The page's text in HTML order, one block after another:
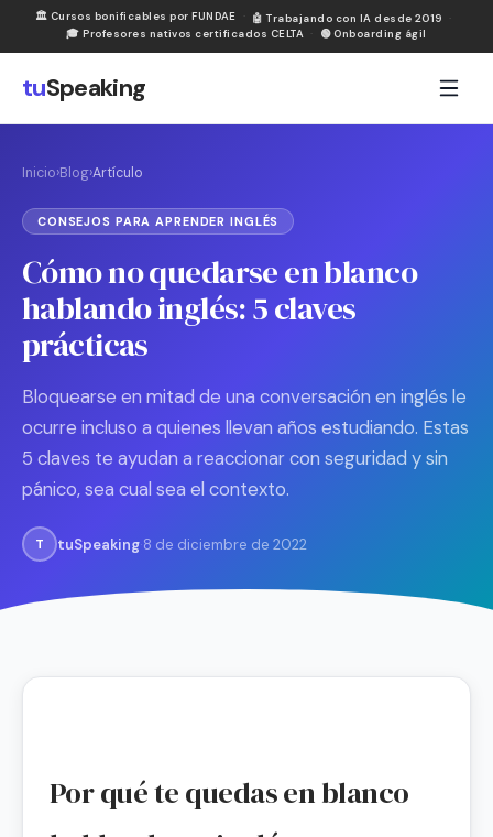
🏛 Cursos bonificables por FUNDAE 🤖 Trabajando con IA desde 2019
🎓 Profesores nativos certificados CELTA 🟢Onboarding ágil
tuSpeaking
Inicio›Blog›Artículo
CONSEJOS PARA APRENDER INGLÉS
Cómo no quedarse en blanco
hablando inglés: 5 claves
prácticas
Bloquearse en mitad de una conversación en inglés le
ocurre incluso a quienes llevan años estudiando. Estas
5 claves te ayudan a reaccionar con seguridad y sin
pánico, sea cual sea el contexto.
T tuSpeaking·8 de diciembre de 2022
Por qué te quedas en blanco